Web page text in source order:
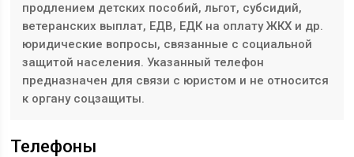
продлением детских пособий, льгот, субсидий,
ветеранских выплат, ЕДВ, ЕДК на оплату ЖКХ и др.
юридические вопросы, связанные с социальной
защитой населения. Указанный телефон
предназначен для связи с юристом и не относится
к органу соцзащиты.
Телефоны